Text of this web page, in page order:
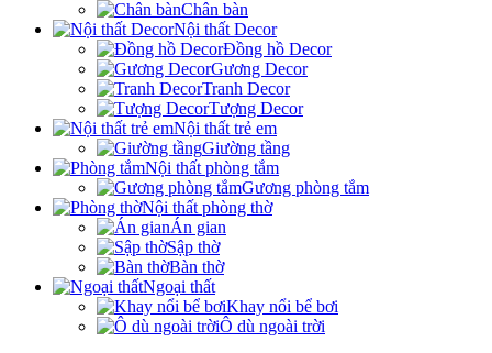
Chân bàn
Nội thất Decor
Đồng hồ Decor
Gương Decor
Tranh Decor
Tượng Decor
Nội thất trẻ em
Giường tầng
Nội thất phòng tắm
Gương phòng tắm
Nội thất phòng thờ
Án gian
Sập thờ
Bàn thờ
Ngoại thất
Khay nổi bể bơi
Ô dù ngoài trời